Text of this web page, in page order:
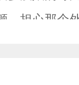
，担心那个